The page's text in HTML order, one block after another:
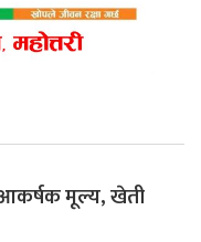
मूल्य, खेती